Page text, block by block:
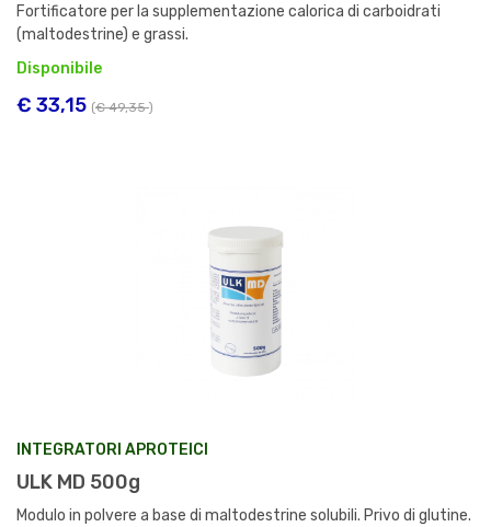
Fortificatore per la supplementazione calorica di carboidrati
(maltodestrine) e grassi.
Disponibile
€ 33,15 (€ 49,35)
INTEGRATORI APROTEICI
ULK MD 500g
Modulo in polvere a base di maltodestrine solubili. Privo di glutine.